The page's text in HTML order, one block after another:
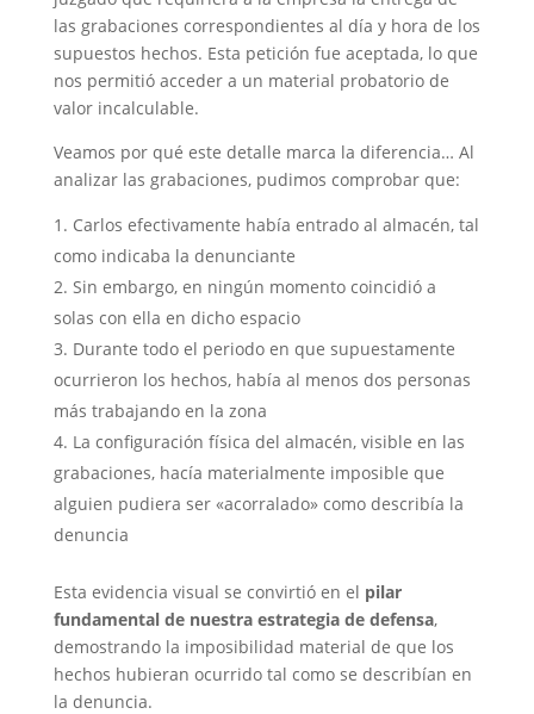
las grabaciones correspondientes al día y hora de los
supuestos hechos. Esta petición fue aceptada, lo que
nos permitió acceder a un material probatorio de
valor incalculable.
Veamos por qué este detalle marca la diferencia… Al
analizar las grabaciones, pudimos comprobar que:
Carlos efectivamente había entrado al almacén, tal
como indicaba la denunciante
Sin embargo, en ningún momento coincidió a
solas con ella en dicho espacio
Durante todo el periodo en que supuestamente
ocurrieron los hechos, había al menos dos personas
más trabajando en la zona
La configuración física del almacén, visible en las
grabaciones, hacía materialmente imposible que
alguien pudiera ser «acorralado» como describía la
denuncia
Esta evidencia visual se convirtió en el pilar
fundamental de nuestra estrategia de defensa,
demostrando la imposibilidad material de que los
hechos hubieran ocurrido tal como se describían en
la denuncia.